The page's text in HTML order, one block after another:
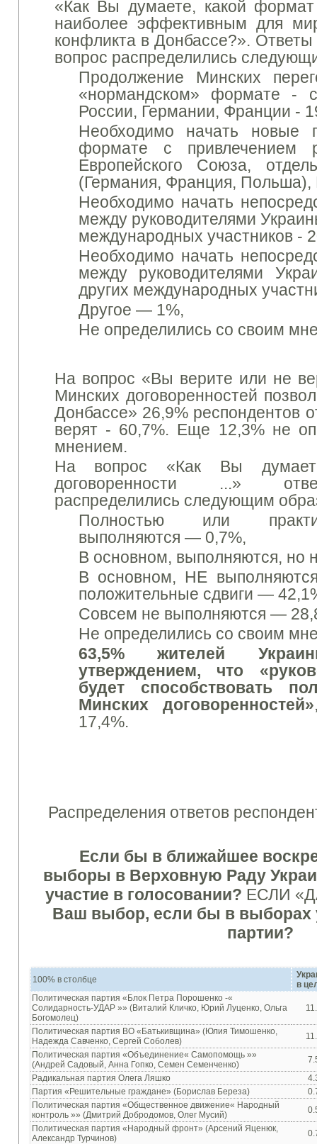
«Как Вы думаете, какой
наиболее эффективным для
конфликта в Донбассе?». Ответы
вопрос распределились
Продолжение Минских
«нормандском» формате -
России, Германии, Франции -
Необходимо начать новые
формате с привлечением
Европейского Союза,
(Германия, Франция, Польша),
Необходимо начать
между руководителями
международных участников -
Необходимо начать
между руководителями
других международных
Другое — 1%,
Не определились со своим
На вопрос «Вы верите или не
Минских договоренностей
Донбассе» 26,9% респондентов
верят - 60,7%. Еще 12,3% не
мнением.
На вопрос «Как Вы
договоренности ...»
распределились следующим
Полностью или
выполняются — 0,7%,
В основном, выполняются, но
В основном, НЕ
положительные сдвиги —
Совсем не выполняются —
Не определились со своим
63,5% жителей
утверждением, что
будет способствовать
Минских договоренностей»
17,4%.
Распределения ответов
Если бы в ближайшее
выборы в Верховную Раду
участие в голосовании? ЕСЛИ
Ваш выбор, если бы в выборах
партии?
100% в столбце
в
Политическая партия «Блок Петра Порошенко -«
Солидарность-УДАР »» (Виталий Кличко, Юрий Луценко, Ольга
Богомолец)
Политическая партия ВО «Батькивщина» (Юлия Тимошенко,
Надежда Савченко, Сергей Соболев)
Политическая партия «Объединение« Самопомощь »»
(Андрей Садовый, Анна Гопко, Семен Семенченко)
Радикальная партия Олега Ляшко
Партия « Решительные граждане» (Борислав Береза)
Политическая партия «Общественное движение« Народный
контроль »» (Дмитрий Добродомов, Олег Мусий)
Политическая партия «Народный фронт» (Арсений Яценюк,
Александр Турчинов)